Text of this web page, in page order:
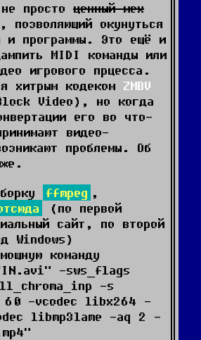
просто ценный мех
позволяющий окунуться
и программы. Это ещё и
MIDI команды или
игрового прцесса.
хитрым кодеком ZMBV
Video), но когда
его во что-
видео-
проблемы. Об
ffmpeg ,
(по первой
сайт, по второй
Windows)
команду
-sws_flags
-s
60 -vcodec libx264 -
libmp3lame -aq 2 -